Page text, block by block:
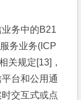
务中的B21
务业务(ICP
关规定[13]，
台和公用通
交互式或点